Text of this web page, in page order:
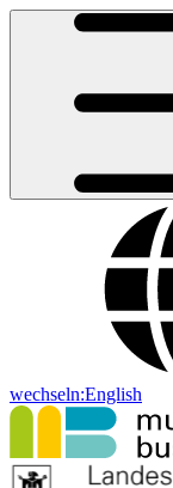
wechseln:English